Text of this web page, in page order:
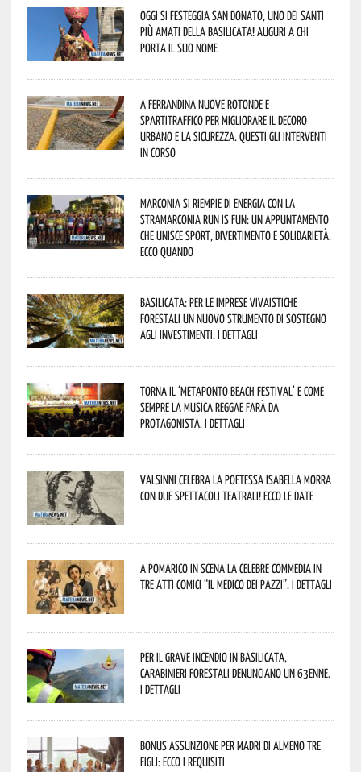
Oggi si festeggia San Donato, uno dei Santi
più amati della Basilicata! Auguri a chi
porta il suo nome
A Ferrandina nuove rotonde e
spartitraffico per migliorare il decoro
urbano e la sicurezza. Questi gli interventi
in corso
Marconia si riempie di energia con la
StraMarconia Run is Fun: un appuntamento
che unisce sport, divertimento e solidarietà.
Ecco quando
Basilicata: per le imprese vivaistiche
forestali un nuovo strumento di sostegno
agli investimenti. I dettagli
Torna il ‘Metaponto beach festival’ e come
sempre la musica reggae farà da
protagonista. I dettagli
Valsinni celebra la poetessa Isabella Morra
con due spettacoli teatrali! Ecco le date
A Pomarico in scena la celebre commedia in
tre atti comici “Il medico dei pazzi”. I dettagli
Per il grave incendio in Basilicata,
Carabinieri forestali denunciano un 63enne.
I dettagli
Bonus assunzione per madri di almeno tre
figli: ecco i requisiti